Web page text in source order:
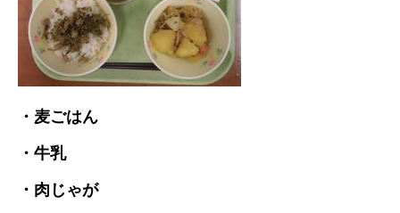
・麦ごはん
・牛乳
・肉じゃが